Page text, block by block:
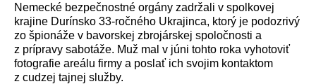
Nemecké bezpečnostné orgány zadržali v spolkovej
krajine Durínsko 33-ročného Ukrajinca, ktorý je podozrivý
zo špionáže v bavorskej zbrojárskej spoločnosti a
z prípravy sabotáže. Muž mal v júni tohto roka vyhotoviť
fotografie areálu firmy a poslať ich svojim kontaktom
z cudzej tajnej služby.